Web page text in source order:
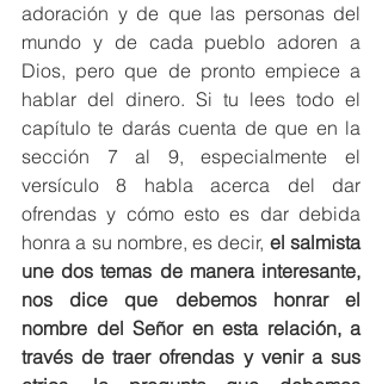
adoración y de que las personas del
mundo y de cada pueblo adoren a
Dios, pero que de pronto empiece a
hablar del dinero. Si tu lees todo el
capítulo te darás cuenta de que en la
sección 7 al 9, especialmente el
versículo 8 habla acerca del dar
ofrendas y cómo esto es dar debida
honra a su nombre, es decir, el salmista
une dos temas de manera interesante,
nos dice que debemos honrar el
nombre del Señor en esta relación, a
través de traer ofrendas y venir a sus